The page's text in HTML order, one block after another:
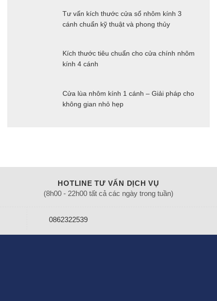
Tư vấn kích thước cửa sổ nhôm kính 3
cánh chuẩn kỹ thuật và phong thủy
Kích thước tiêu chuẩn cho cửa chính nhôm
kính 4 cánh
Cửa lùa nhôm kính 1 cánh – Giải pháp cho
không gian nhỏ hẹp
HOTLINE TƯ VẤN DỊCH VỤ
(8h00 - 22h00 tất cả các ngày trong tuần)
0862322539